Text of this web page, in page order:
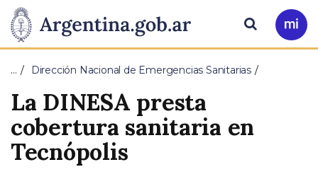
Presidencia
de
la
Nación
Pasar al contenido principal
Ir
a
Buscar
… Dirección Nacional de Emergencias Sanitarias
La DINESA presta
cobertura sanitaria en
Tecnópolis